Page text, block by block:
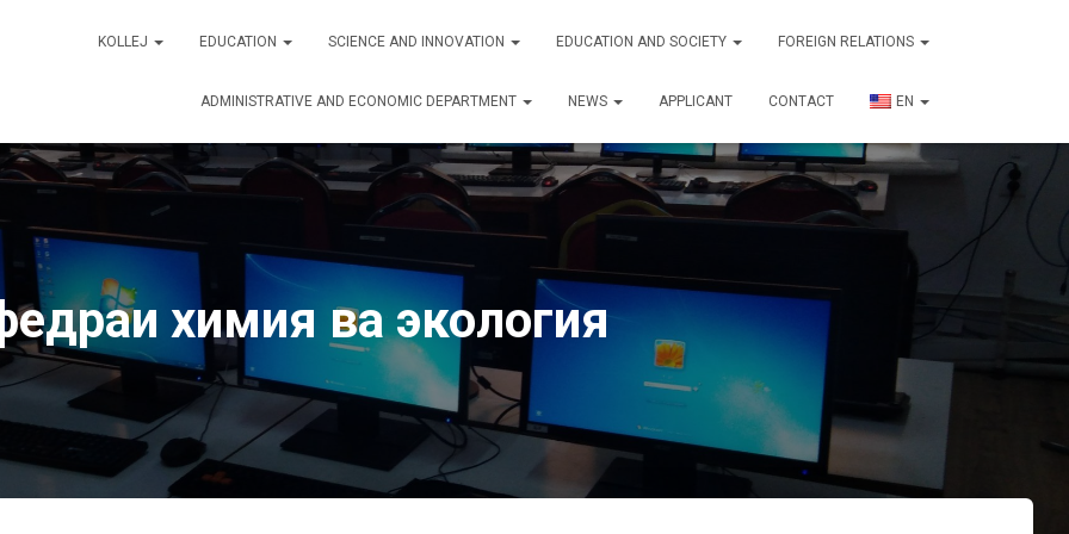
KOLLEJ EDUCATION SCIENCE AND INNOVATION EDUCATION AND SOCIETY FOREIGN RELATIONS
ADMINISTRATIVE AND ECONOMIC DEPARTMENT NEWS APPLICANT CONTACT EN
химия ва экология